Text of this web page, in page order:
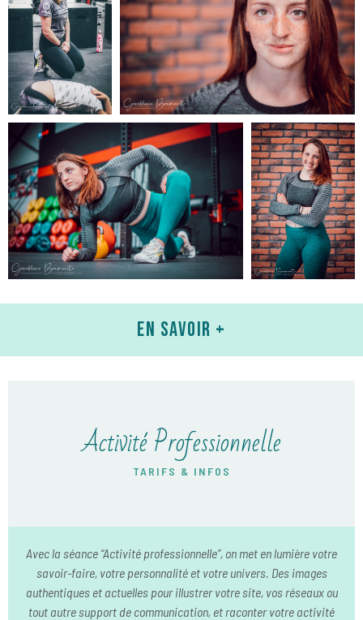
En savoir +
Activité Professionnelle
TARIFS & INFOS
Toutes les infos ici !
Avec la séance “Activité professionnelle”, on met en lumière votre
savoir-faire, votre personnalité et votre univers. Des images
authentiques et actuelles pour illustrer votre site, vos réseaux ou
tout autre support de communication, et raconter votre activité